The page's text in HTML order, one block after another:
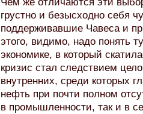
грустно и безысходно себя
поддерживавшие Чавеса и
этого, видимо, надо понять
экономике, в который
кризис стал следствием
внутренних, среди которых
нефть при почти полном
в промышленности, так и в